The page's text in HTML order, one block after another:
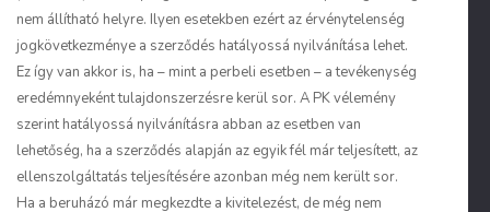
nem állítható helyre. Ilyen esetekben ezért az érvénytelenség
jogkövetkezménye a szerződés hatályossá nyilvánítása lehet.
Ez így van akkor is, ha – mint a perbeli esetben – a tevékenység
eredémnyeként tulajdonszerzésre kerül sor. A PK vélemény
szerint hatályossá nyilvánításra abban az esetben van
lehetőség, ha a szerződés alapján az egyik fél már teljesített, az
ellenszolgáltatás teljesítésére azonban még nem került sor.
Ha a beruházó már megkezdte a kivitelezést, de még nem